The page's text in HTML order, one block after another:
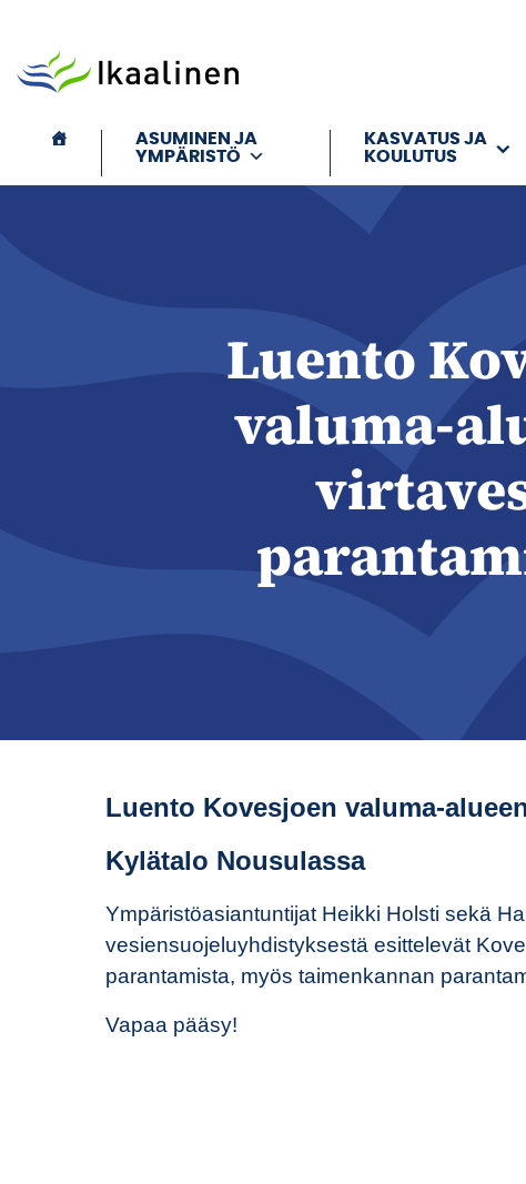
ASUMINEN JA
YMPÄRISTÖ
KASVATUS JA
KOULUTUS
Luento
valuma-
Luento Kovesjoen valuma-
Kylätalo Nousulassa
Ympäristöasiantuntijat Heikki Holsti sekä
vesiensuojeluyhdistyksestä esittelevät
parantamista, myös taimenkannan
Vapaa pääsy!